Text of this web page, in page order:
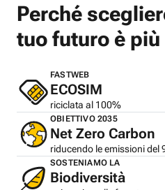
Perché
tuo futuro è più
FASTWEB
ECOSIM
riciclata al 100%
OBIETTIVO 2035
Net Zero Carbon
riducendo le emissioni del
SOSTENIAMO LA
Biodiversità